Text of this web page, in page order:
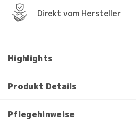
Direkt vom Hersteller
Highlights
Produkt Details
Pflegehinweise